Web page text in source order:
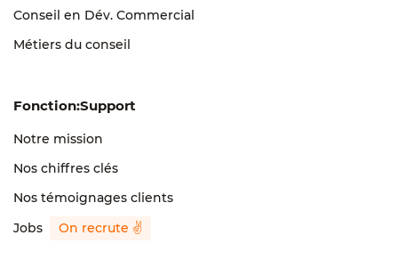
Conseil en Dév. Commercial
Métiers du conseil
Fonction:Support
Notre mission
Nos chiffres clés
Nos témoignages clients
Jobs